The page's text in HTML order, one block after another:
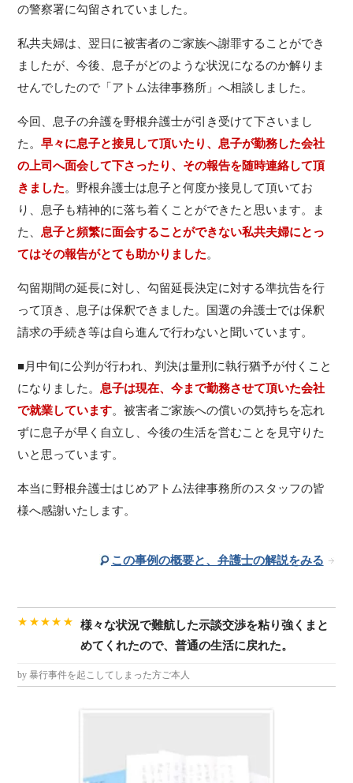
の警察署に勾留されていました。
私共夫婦は、翌日に被害者のご家族へ謝罪することができ
ましたが、今後、息子がどのような状況になるのか解りま
せんでしたので「アトム法律事務所」へ相談しました。
今回、息子の弁護を野根弁護士が引き受けて下さいまし
た。早々に息子と接見して頂いたり、息子が勤務した会社
の上司へ面会して下さったり、その報告を随時連絡して頂
きました。野根弁護士は息子と何度か接見して頂いてお
り、息子も精神的に落ち着くことができたと思います。ま
た、息子と頻繁に面会することができない私共夫婦にとっ
てはその報告がとても助かりました。
勾留期間の延長に対し、勾留延長決定に対する準抗告を行
って頂き、息子は保釈できました。国選の弁護士では保釈
請求の手続き等は自ら進んで行わないと聞いています。
■月中旬に公判が行われ、判決は量刑に執行猶予が付くこと
になりました。息子は現在、今まで勤務させて頂いた会社
で就業しています。被害者ご家族への償いの気持ちを忘れ
ずに息子が早く自立し、今後の生活を営むことを見守りた
いと思っています。
本当に野根弁護士はじめアトム法律事務所のスタッフの皆
様へ感謝いたします。
この事例の概要と、弁護士の解説をみる
様々な状況で難航した示談交渉を粘り強くまと
めてくれたので、普通の生活に戻れた。
by 暴行事件を起こしてしまった方ご本人
★★★★★